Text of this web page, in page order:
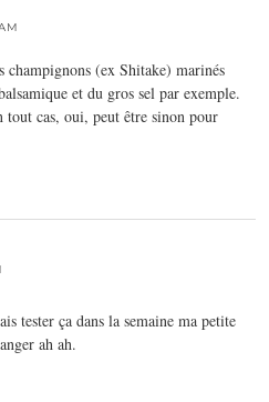
champignons (ex Shitake) marinés
et du gros sel par exemple.
cas, oui, peut être sinon pour
tester ça dans la semaine ma petite
ah ah.